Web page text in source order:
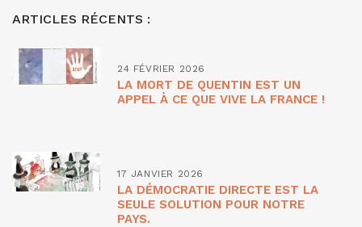
ARTICLES RÉCENTS :
24 FÉVRIER 2026
LA MORT DE QUENTIN EST UN
APPEL À CE QUE VIVE LA FRANCE !
17 JANVIER 2026
LA DÉMOCRATIE DIRECTE EST LA
SEULE SOLUTION POUR NOTRE
PAYS.